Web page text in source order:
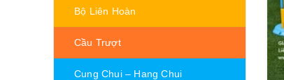
Bộ Liên Hoàn
Cầu Trượt
Cung Chui – Hang Chui